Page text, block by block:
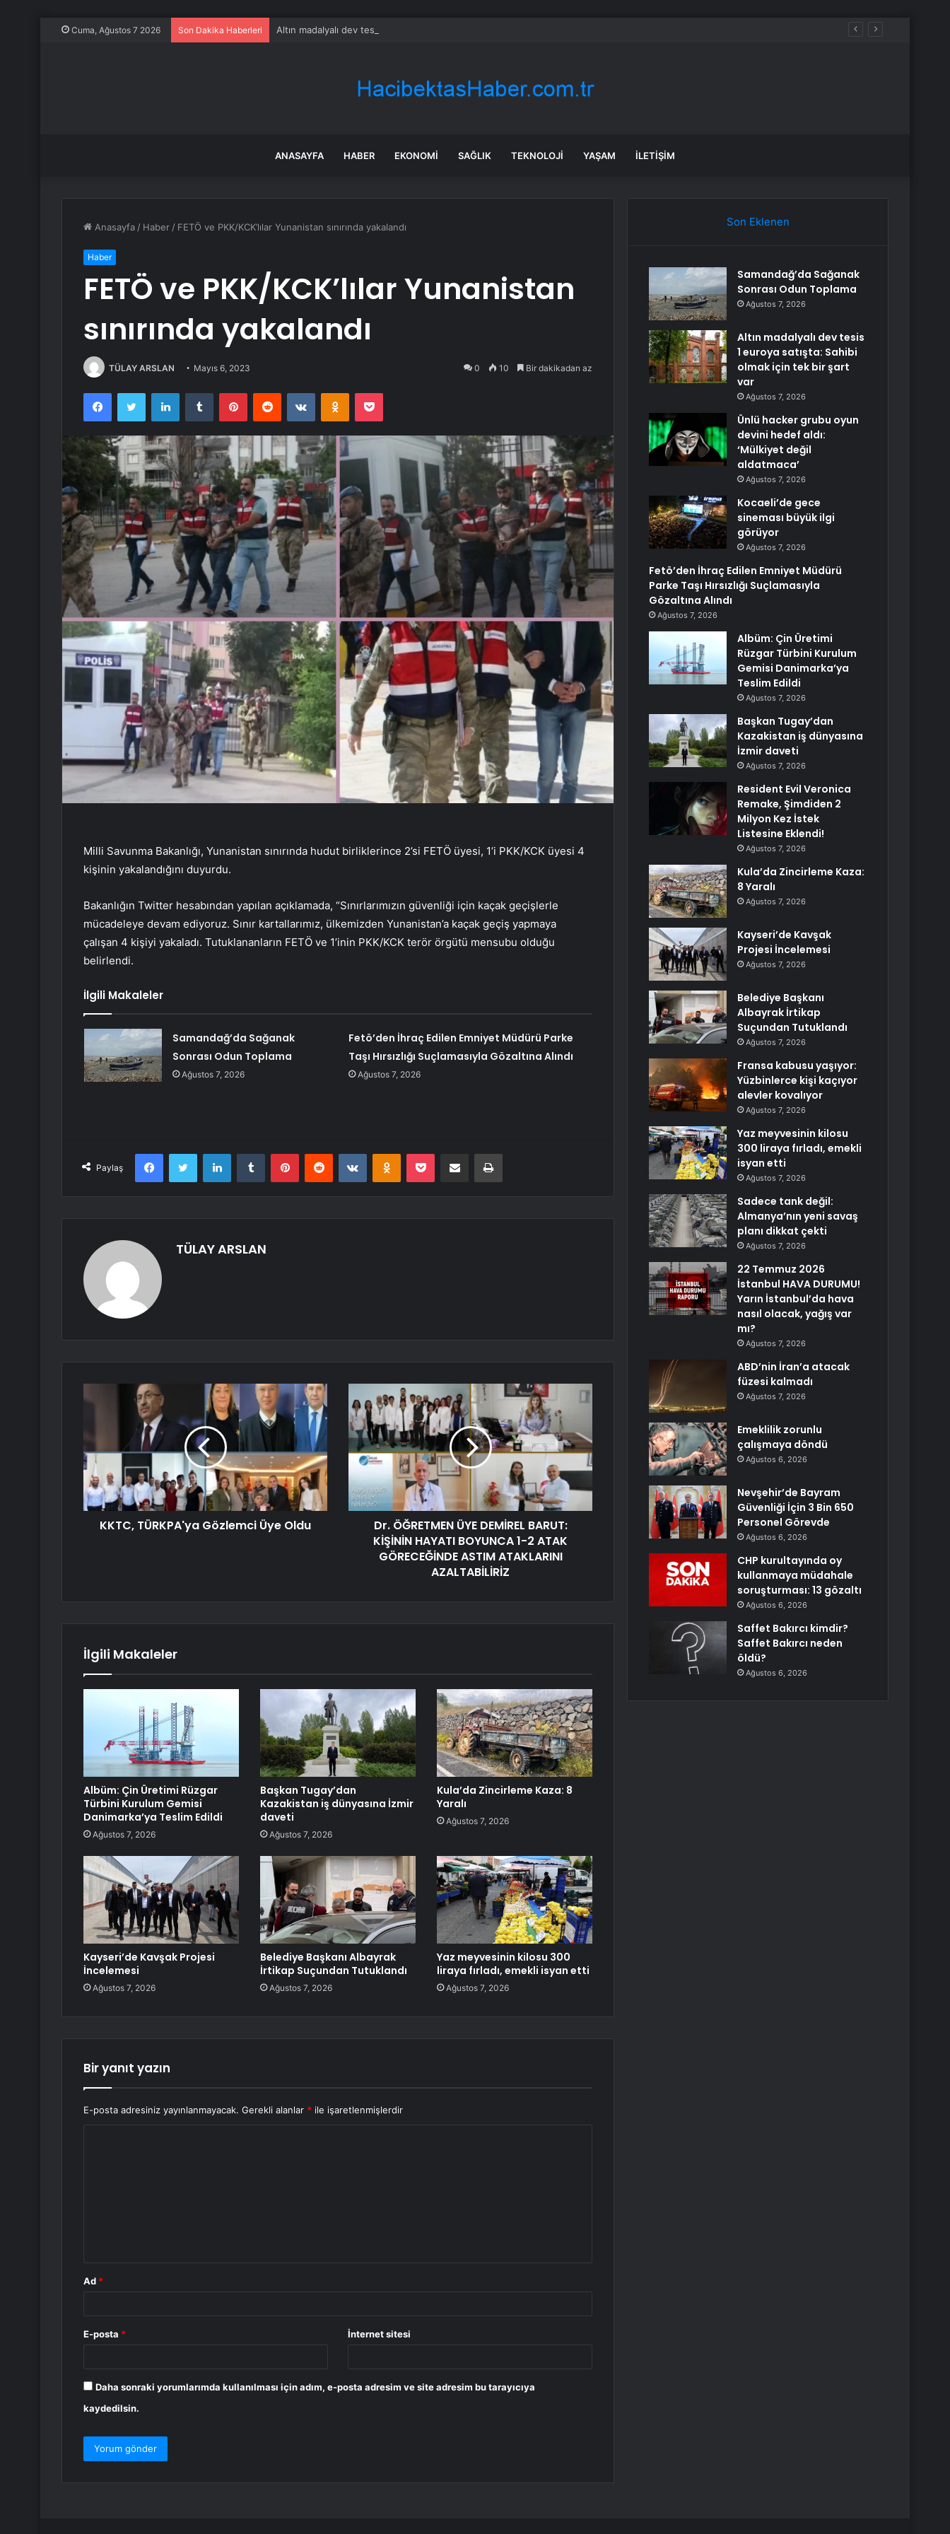
Cuma, Ağustos 7 2026 Son Dakika Haberleri Altın madalyalı dev tesis 1 euroya satışta: Sahibi olmak için tek bir şart var
ANASAYFA HABER EKONOMI SAĞLIK TEKNOLOJI YAŞAM İLETIŞIM
Anasayfa / Haber / FETÖ ve PKK/KCK’lılar Yunanistan sınırında yakalandı
Haber
FETÖ ve PKK/KCK’lılar Yunanistan
sınırında yakalandı
TÜLAY ARSLAN Mayıs 6, 2023 0 10 Bir dakikadan az
FacebookTwitter LinkedInTumblr PinterestReddit VKontakteOdnoklassniki
Pocket
Milli Savunma Bakanlığı, Yunanistan sınırında hudut birliklerince 2’si FETÖ üyesi, 1’i PKK/KCK üyesi 4
kişinin yakalandığını duyurdu.
Bakanlığın Twitter hesabından yapılan açıklamada, “Sınırlarımızın güvenliği için kaçak geçişlerle
mücadeleye devam ediyoruz. Sınır kartallarımız, ülkemizden Yunanistan’a kaçak geçiş yapmaya
çalışan 4 kişiyi yakaladı. Tutuklananların FETÖ ve 1’inin PKK/KCK terör örgütü mensubu olduğu
belirlendi.
İlgili Makaleler
Samandağ’da Sağanak
Sonrası Odun Toplama
Ağustos 7, 2026
Fetö’den İhraç Edilen Emniyet Müdürü Parke
Taşı Hırsızlığı Suçlamasıyla Gözaltına Alındı
Ağustos 7, 2026
Paylaş
FacebookTwitter LinkedInTumblr PinterestReddit VKontakteOdnoklassniki
Pocket E-Posta ile paylaş Yazdır
TÜLAY ARSLAN
KKTC, TÜRKPA'ya Gözlemci Üye Oldu
Dr. ÖĞRETMEN ÜYE DEMİREL BARUT:
KİŞİNİN HAYATI BOYUNCA 1-2 ATAK
GÖRECEĞİNDE ASTIM ATAKLARINI
AZALTABİLİRİZ
İlgili Makaleler
Albüm: Çin Üretimi Rüzgar
Türbini Kurulum Gemisi
Danimarka’ya Teslim Edildi
Ağustos 7, 2026
Başkan Tugay’dan
Kazakistan iş dünyasına İzmir
daveti
Ağustos 7, 2026
Kula’da Zincirleme Kaza: 8
Yaralı
Ağustos 7, 2026
Kayseri’de Kavşak Projesi
İncelemesi
Ağustos 7, 2026
Belediye Başkanı Albayrak
İrtikap Suçundan Tutuklandı
Ağustos 7, 2026
Yaz meyvesinin kilosu 300
liraya fırladı, emekli isyan etti
Ağustos 7, 2026
Bir yanıt yazın
E-posta adresiniz yayınlanmayacak. Gerekli alanlar * ile işaretlenmişlerdir
Ad *
E-posta * İnternet sitesi
Daha sonraki yorumlarımda kullanılması için adım, e-posta adresim ve site adresim bu tarayıcıya
kaydedilsin.
Son Eklenen
Samandağ’da Sağanak
Sonrası Odun Toplama
Ağustos 7, 2026
Altın madalyalı dev tesis
1 euroya satışta: Sahibi
olmak için tek bir şart
var
Ağustos 7, 2026
Ünlü hacker grubu oyun
devini hedef aldı:
‘Mülkiyet değil
aldatmaca’
Ağustos 7, 2026
Kocaeli’de gece
sineması büyük ilgi
görüyor
Ağustos 7, 2026
Fetö’den İhraç Edilen Emniyet Müdürü
Parke Taşı Hırsızlığı Suçlamasıyla
Gözaltına Alındı
Ağustos 7, 2026
Albüm: Çin Üretimi
Rüzgar Türbini Kurulum
Gemisi Danimarka’ya
Teslim Edildi
Ağustos 7, 2026
Başkan Tugay’dan
Kazakistan iş dünyasına
İzmir daveti
Ağustos 7, 2026
Resident Evil Veronica
Remake, Şimdiden 2
Milyon Kez İstek
Listesine Eklendi!
Ağustos 7, 2026
Kula’da Zincirleme Kaza:
8 Yaralı
Ağustos 7, 2026
Kayseri’de Kavşak
Projesi İncelemesi
Ağustos 7, 2026
Belediye Başkanı
Albayrak İrtikap
Suçundan Tutuklandı
Ağustos 7, 2026
Fransa kabusu yaşıyor:
Yüzbinlerce kişi kaçıyor
alevler kovalıyor
Ağustos 7, 2026
Yaz meyvesinin kilosu
300 liraya fırladı, emekli
isyan etti
Ağustos 7, 2026
Sadece tank değil:
Almanya’nın yeni savaş
planı dikkat çekti
Ağustos 7, 2026
22 Temmuz 2026
İstanbul HAVA DURUMU!
Yarın İstanbul’da hava
nasıl olacak, yağış var
mı?
Ağustos 7, 2026
ABD’nin İran’a atacak
füzesi kalmadı
Ağustos 7, 2026
Emeklilik zorunlu
çalışmaya döndü
Ağustos 6, 2026
Nevşehir’de Bayram
Güvenliği İçin 3 Bin 650
Personel Görevde
Ağustos 6, 2026
CHP kurultayında oy
kullanmaya müdahale
soruşturması: 13 gözaltı
Ağustos 6, 2026
Saffet Bakırcı kimdir?
Saffet Bakırcı neden
öldü?
Ağustos 6, 2026